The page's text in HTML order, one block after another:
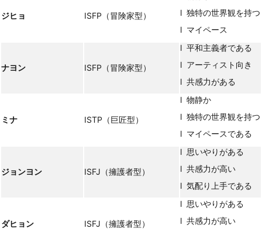
ジヒョ ISFP（冒険家型）
l 独特の世界観を持つ
l マイペース
ナヨン ISFP（冒険家型）
l 平和主義者である
l アーティスト向き
l 共感力がある
ミナ ISTP（巨匠型）
l 物静か
l 独特の世界観を持つ
l マイペースである
ジョンヨン ISFJ（擁護者型）
l 思いやりがある
l 共感力が高い
l 気配り上手である
ダヒョン ISFJ（擁護者型）
l 思いやりがある
l 共感力が高い